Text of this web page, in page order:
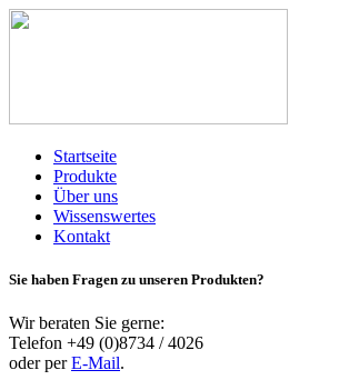
Startseite
Produkte
Über uns
Wissenswertes
Kontakt
Sie haben Fragen zu unseren Produkten?
Wir beraten Sie gerne:
Telefon +49 (0)8734 / 4026
oder perE-Mail.